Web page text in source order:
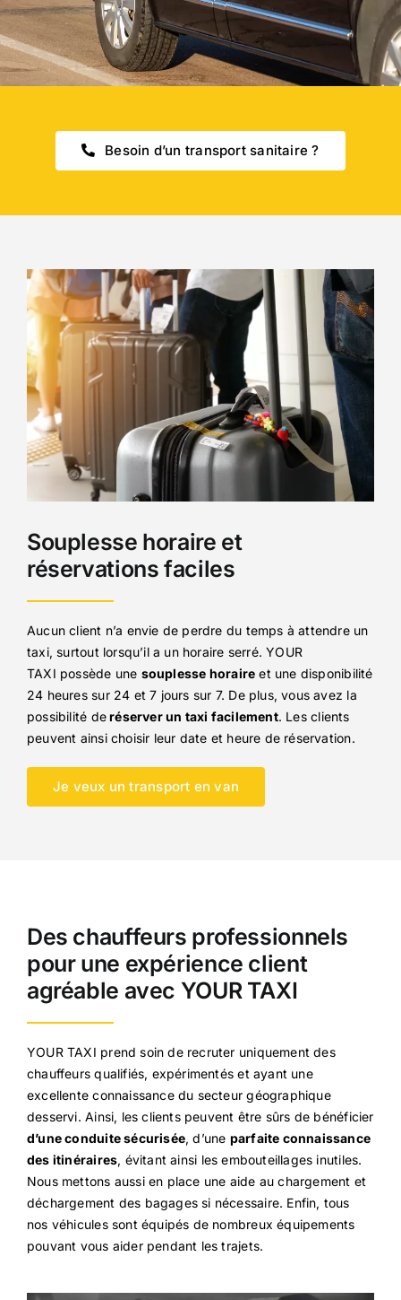
Besoin d’un transport sanitaire ?
Souplesse horaire et
réservations faciles
Aucun client n’a envie de perdre du temps à attendre un
taxi, surtout lorsqu’il a un horaire serré. YOUR
TAXI possède une souplesse horaire et une disponibilité
24 heures sur 24 et 7 jours sur 7. De plus, vous avez la
possibilité deréserver un taxi facilement. Les clients
peuvent ainsi choisir leur date et heure de réservation.
Je veux un transport en van
Des chauffeurs professionnels
pour une expérience client
agréable avec YOUR TAXI
YOUR TAXI prend soin de recruter uniquement des
chauffeurs qualifiés, expérimentés et ayant une
excellente connaissance du secteur géographique
desservi. Ainsi, les clients peuvent être sûrs de bénéficier
d’une conduite sécurisée, d’une parfaite connaissance
des itinéraires, évitant ainsi les embouteillages inutiles.
Nous mettons aussi en place une aide au chargement et
déchargement des bagages si nécessaire. Enfin, tous
nos véhicules sont équipés de nombreux équipements
pouvant vous aider pendant les trajets.